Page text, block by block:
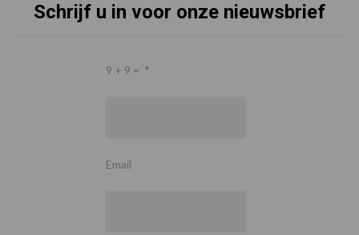
Schrijf u in voor onze nieuwsbrief
9 + 9 = *
Email